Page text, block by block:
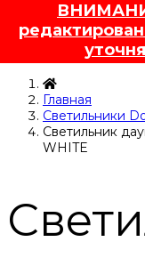
Главная
Светильники
Светильник
WHITE